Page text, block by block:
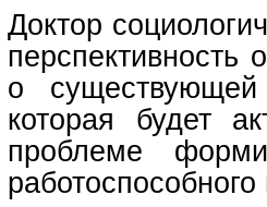
Доктор
перспективность
о
которая будет
проблеме